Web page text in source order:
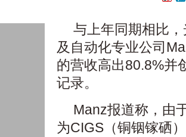
与上年同期相比
及自动化专业公司
的营收高出80.8%并
记录。
Manz报道称，由
为CIGS（铜铟镓硒